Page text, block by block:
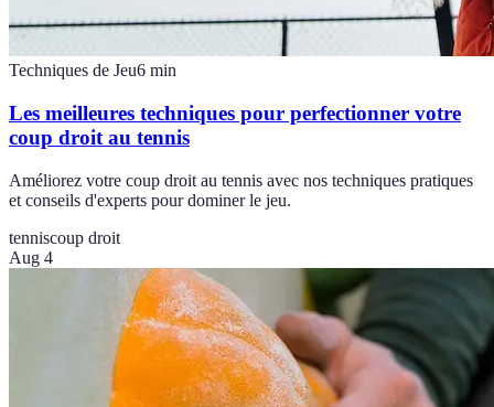
Techniques de Jeu6 min
Les meilleures techniques pour perfectionner votre
coup droit au tennis
Améliorez votre coup droit au tennis avec nos techniques pratiques
et conseils d'experts pour dominer le jeu.
tenniscoup droit
Aug 4